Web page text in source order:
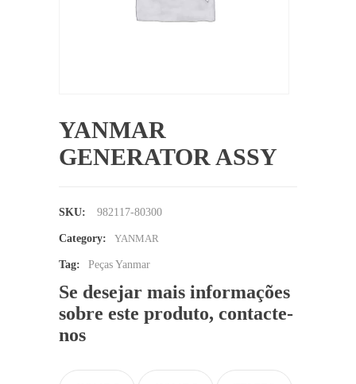
YANMAR
GENERATOR ASSY
SKU: 982117-80300
Category: YANMAR
Tag: Peças Yanmar
Se desejar mais informações
sobre este produto, contacte-
nos